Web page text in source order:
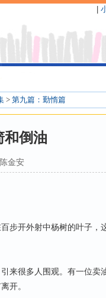
> 第九篇：勤惰篇
和倒油
陈金安
开外射中杨树的叶子，
很多人围观。有一位卖
开。